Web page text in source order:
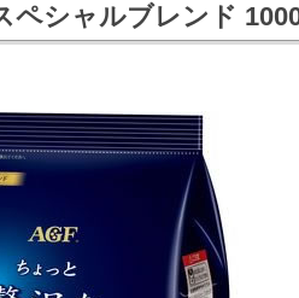
ペシャルブレンド